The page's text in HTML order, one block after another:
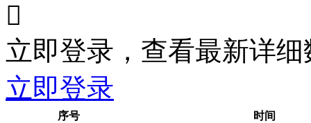

立即登录，查看最新详细
立即登录
序号
时间